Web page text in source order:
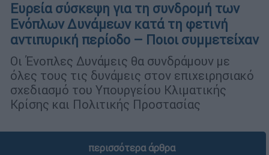
Ευρεία σύσκεψη για τη συνδρομή των
Ενόπλων Δυνάμεων κατά τη φετινή
αντιπυρική περίοδο – Ποιοι συμμετείχαν
Οι Ένοπλες Δυνάμεις θα συνδράμουν με
όλες τους τις δυνάμεις στον επιχειρησιακό
σχεδιασμό του Υπουργείου Κλιματικής
Κρίσης και Πολιτικής Προστασίας
περισσότερα άρθρα